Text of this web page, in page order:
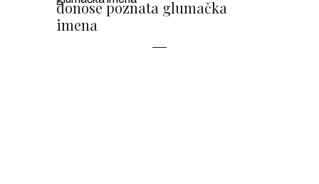
donose poznata glumačka
imena